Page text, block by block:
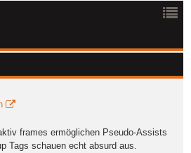
frames ermöglichen Pseudo-Assists
Tags schauen echt absurd aus.